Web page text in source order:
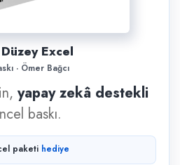
Excel
· Ömer Bağcı
yapay zekâ destekli
baskı.
paketi hediye